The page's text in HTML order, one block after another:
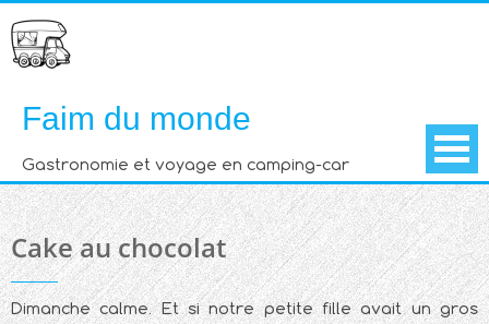
to
content
Faim du monde
Gastronomie et voyage en camping-car
Cake au chocolat
Dimanche calme. Et si notre petite fille avait un gros